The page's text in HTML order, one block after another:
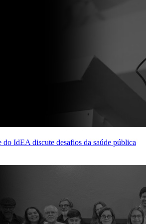
do IdEA discute desafios da saúde pública